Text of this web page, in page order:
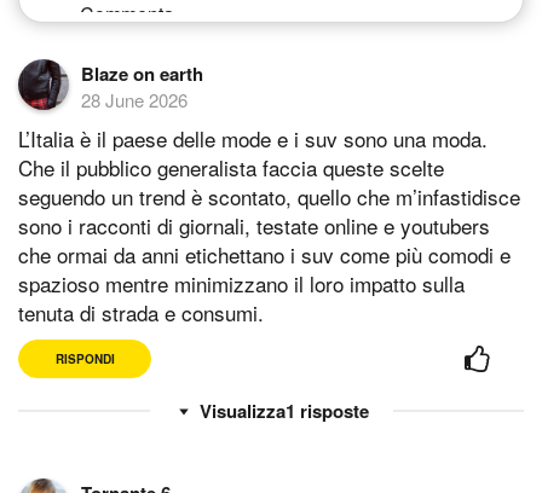
Blaze on earth
28 June 2026
L’Italia è il paese delle mode e i suv sono una moda.
Che il pubblico generalista faccia queste scelte
seguendo un trend è scontato, quello che m’infastidisce
sono i racconti di giornali, testate online e youtubers
che ormai da anni etichettano i suv come più comodi e
spazioso mentre minimizzano il loro impatto sulla
tenuta di strada e consumi.
RISPONDI
1 risposte